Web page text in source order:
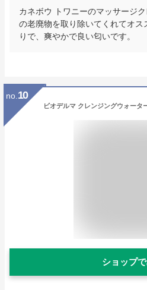
カネボウ トワニーのマッサージ
の老廃物を取り除いてくれてオス
りで、爽やかで良い匂いです。
no. 10
ショップ